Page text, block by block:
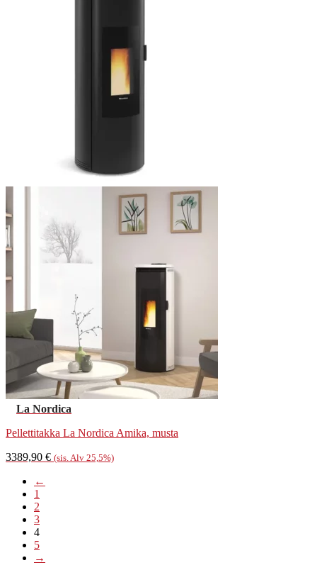
La Nordica
Pellettitakka La Nordica Amika, musta
3389,90 € (sis. Alv 25,5%)
←
1
2
3
4
5
→